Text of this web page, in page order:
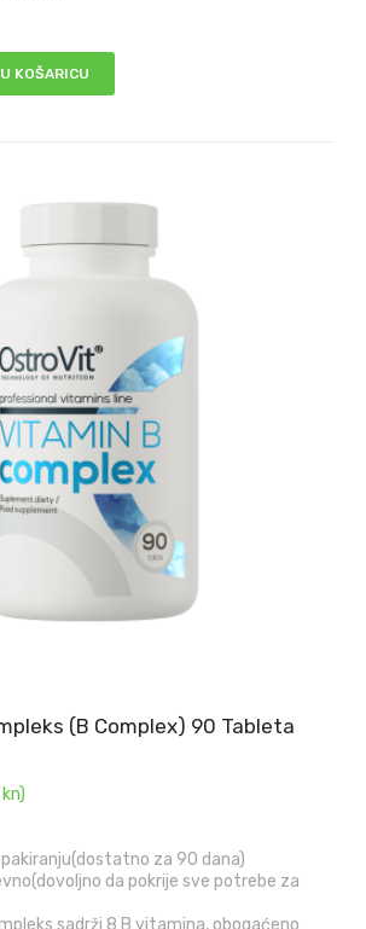
KOŠARICU
(B Complex) 90 Tableta
za 90 dana)
da pokrije sve potrebe za
sadrži 8 B vitamina, obogaćeno